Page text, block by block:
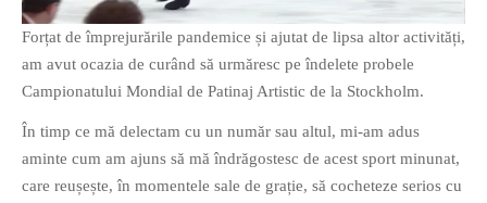
cinismul cu idealismul si
poezia cu umorul.
DESCARCĂ!
Forțat de împrejurările pandemice și ajutat de lipsa altor activități,
am avut ocazia de curând să urmăresc pe îndelete probele
Campionatului Mondial de Patinaj Artistic de la Stockholm.
În timp ce mă delectam cu un număr sau altul, mi-am adus
aminte cum am ajuns să mă îndrăgostesc de acest sport minunat,
care reușește, în momentele sale de grație, să cocheteze serios cu